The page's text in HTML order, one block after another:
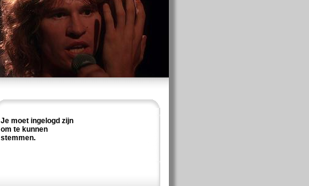
Je moet ingelogd zijn
om te kunnen
stemmen.